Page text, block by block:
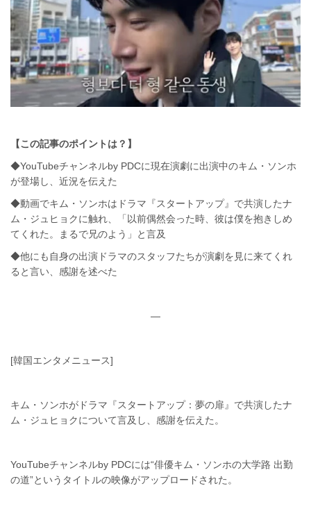
【この記事のポイントは？】
◆YouTubeチャンネルby PDCに現在演劇に出演中のキム・ソンホ
が登場し、近況を伝えた
◆動画でキム・ソンホはドラマ『スタートアップ』で共演したナ
ム・ジュヒョクに触れ、「以前偶然会った時、彼は僕を抱きしめ
てくれた。まるで兄のよう」と言及
◆他にも自身の出演ドラマのスタッフたちが演劇を見に来てくれ
ると言い、感謝を述べた
—
[韓国エンタメニュース]
キム・ソンホがドラマ『スタートアップ：夢の扉』で共演したナ
ム・ジュヒョクについて言及し、感謝を伝えた。
YouTubeチャンネルby PDCには“俳優キム・ソンホの大学路 出勤
の道”というタイトルの映像がアップロードされた。